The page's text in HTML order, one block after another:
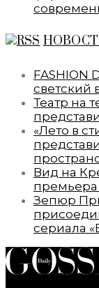
FASHION
светский
Театр на
«Лето в
Вид на
премьера
Зепюр
сериала